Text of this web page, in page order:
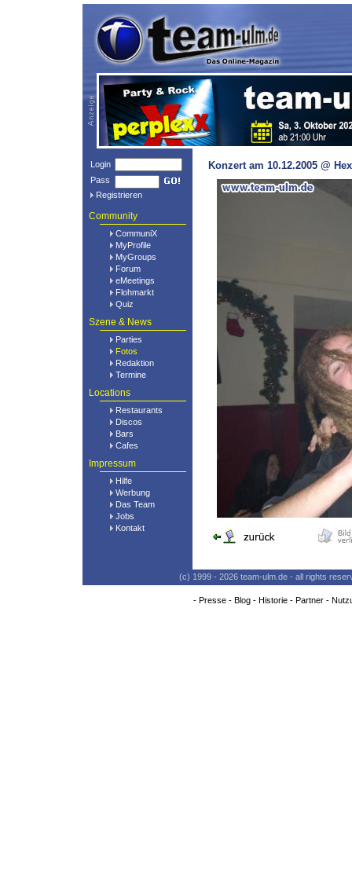
Login
Pass
Registrieren
Community
CommuniX
MyProfile
MyGroups
Forum
eMeetings
Flohmarkt
Quiz
Szene & News
Parties
Fotos
Redaktion
Termine
Locations
Restaurants
Discos
Bars
Cafes
Impressum
Hilfe
Werbung
Das Team
Jobs
Kontakt
Konzert am 10.12.2005 @
(c) 1999 - 2026 team-ulm.de - all rights
- Presse- Blog- Historie- Partner-